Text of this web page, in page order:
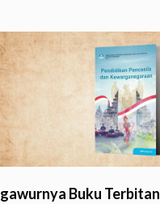
Buku Terbitan